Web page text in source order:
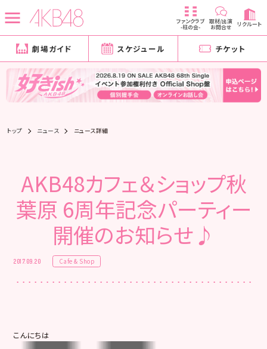
ファンクラブ
-柱の会-
取材/出演
お問合せ リクルート
劇場ガイド スケジュール チケット
トップ ニュース ニュース詳細
AKB48カフェ＆ショップ秋
葉原 6周年記念パーティー
開催のお知らせ♪
2017.09.20 Cafe & Shop
こんにちは